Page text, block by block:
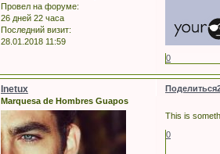
Провел на форуме:
26 дней 22 часа
Последний визит:
28.01.2018 11:59
0
Поделиться
Inetux
Marquesa de Hombres Guapos
This is
0